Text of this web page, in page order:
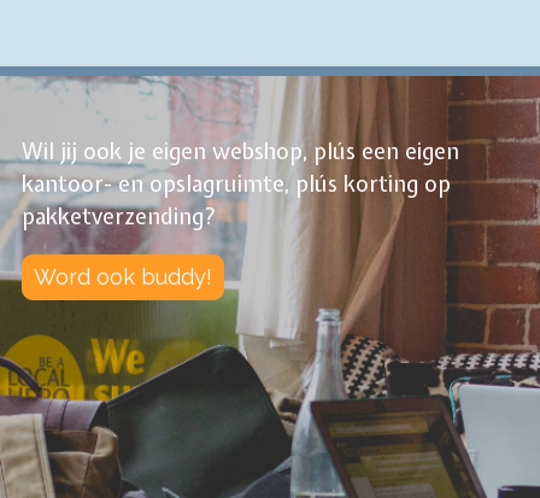
Wil jij ook je eigen webshop, plús een eigen
kantoor- en opslagruimte, plús korting op
pakketverzending?
Word ook buddy!